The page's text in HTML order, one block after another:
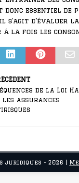
donc essentiel
s’agit d’évaluer
à la fois les
de la Loi
les assurances
juridiques - 2026